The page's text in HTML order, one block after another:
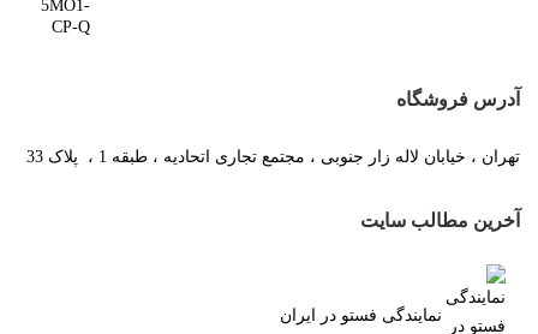
آدرس فروشگاه
تهران ، خیابان لاله زار جنوبی ، مجتمع تجاری اتحادیه ، طبقه 1 ، پلاک 33
آخرین مطالب سایت
نمایندگی فستو در ایران